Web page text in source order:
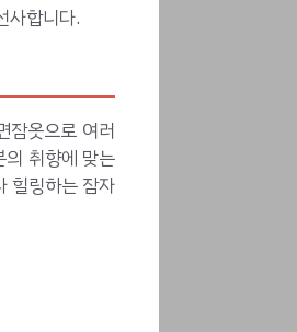
사합니다.
잠옷으로 여러
취향에 맞는
힐링하는 잠자